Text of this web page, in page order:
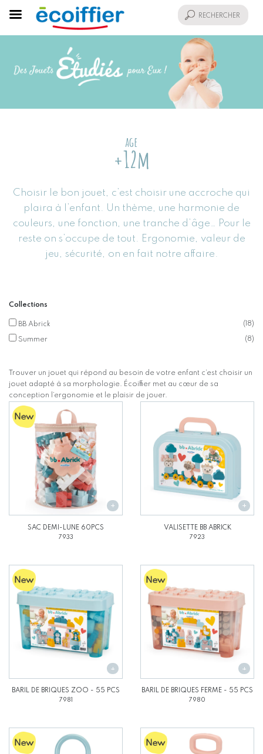
age
+12m
Choisir le bon jouet, c’est choisir une accroche qui
plaira à l’enfant. Un thème, une harmonie de
couleurs, une fonction, une tranche d’âge… Pour le
reste on s’occupe de tout. Ergonomie, valeur de
jeu, sécurité, on en fait notre affaire.
Collections
BB Abrick ( 18)
Summer (8)
Trouver un jouet qui répond au besoin de votre enfant c’est choisir un
jouet adapté à sa morphologie. Écoiffier met au cœur de sa
conception l’ergonomie et le plaisir de jouer.
SAC DEMI-LUNE 60PCS
7933
VALISETTE BB ABRICK
7923
BARIL DE BRIQUES ZOO - 55 PCS
7981
BARIL DE BRIQUES FERME - 55 PCS
7980